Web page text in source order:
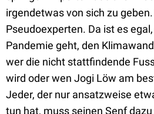
irgendetwas von sich zu
Pseudoexperten. Da ist es
Pandemie geht, den
wer die nicht stattfindende
wird oder wen Jogi Löw am
Jeder, der nur ansatzweise
tun hat, muss seinen Senf